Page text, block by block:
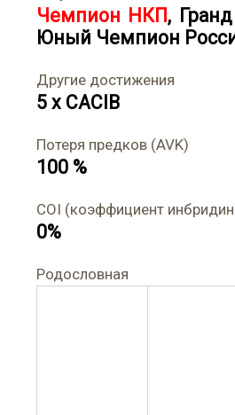
Чемпион НКП,
Юный Чемпион
Другие достижения
5 x CACIB
Потеря предков (AVK)
100 %
COI (коэффициент
0%
Родословная